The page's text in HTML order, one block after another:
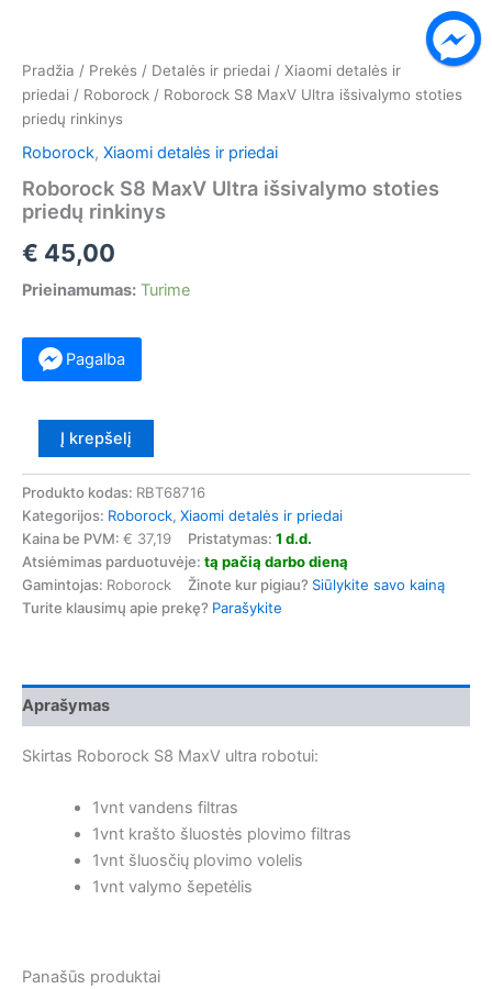
Pradžia / Prekės / Detalės ir priedai / Xiaomi detalės ir
priedai / Roborock / Roborock S8 MaxV Ultra išsivalymo stoties
priedų rinkinys
Roborock, Xiaomi detalės ir priedai
Roborock S8 MaxV Ultra išsivalymo stoties
priedų rinkinys
€ 45,00
Prieinamumas: Turime
Pagalba
produkto
kiekis:
Roborock
S8
MaxV
Ultra
išsivalymo
stoties
priedų
Į krepšelį
Produkto kodas: RBT68716
Kategorijos: Roborock, Xiaomi detalės ir priedai
Kaina be PVM: € 37,19 Pristatymas: 1 d.d.
Atsiėmimas parduotuvėje: tą pačią darbo dieną
Gamintojas: Roborock Žinote kur pigiau? Siūlykite savo kainą
Turite klausimų apie prekę? Parašykite
Aprašymas
Skirtas Roborock S8 MaxV ultra robotui:
1vnt vandens filtras
1vnt krašto šluostės plovimo filtras
1vnt šluosčių plovimo volelis
1vnt valymo šepetėlis
Panašūs produktai